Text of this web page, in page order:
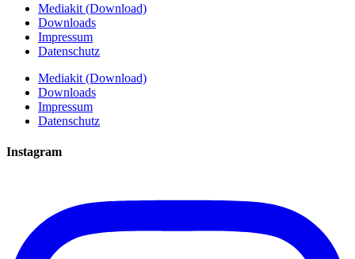
Mediakit (Download)
Downloads
Impressum
Datenschutz
Mediakit (Download)
Downloads
Impressum
Datenschutz
Instagram